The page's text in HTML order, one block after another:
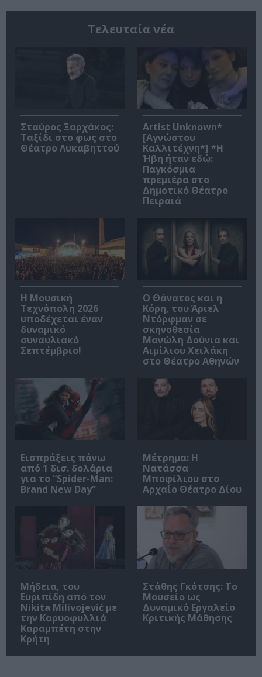
Τελευταία νέα
Σταύρος Ξαρχάκος:
Ταξίδι στο φως στο
Θέατρο Λυκαβηττού
Artist Unknown*
[Αγνώστου
Καλλιτέχνη*] *Η
Ήβη ήταν εδώ:
Παγκόσμια
πρεμιέρα στο
Δημοτικό Θέατρο
Πειραιά
Η Μουσική
Τεχνόπολη 2026
υποδέχεται έναν
δυναμικό
συναυλιακό
Σεπτέμβριο!
Ο Θάνατος και η
Κόρη, του Άριελ
Ντόρφμαν σε
σκηνοθεσία
Μανώλη Δούνια και
Αιμίλιου Χειλάκη
στο Θέατρο Αθηνών
Εισπράξεις πάνω
από 1 δισ. δολάρια
για το “Spider-Man:
Brand New Day”
Μέτρημα: Η
Νατάσσα
Μποφίλιου στο
Αρχαίο Θέατρο Δίου
Μήδεια, του
Ευριπίδη από τον
Nikita Milivojević με
την Καρυοφυλλιά
Καραμπέτη στην
Κρήτη
Στάθης Γκότσης: Το
Μουσείο ως
Δυναμικό Εργαλείο
Κριτικής Μάθησης